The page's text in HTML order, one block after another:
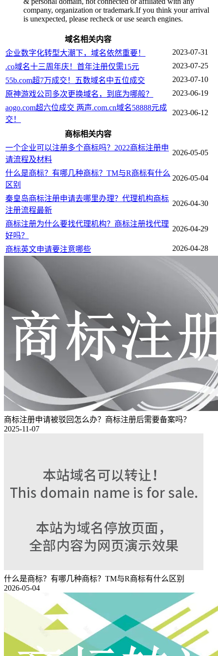
company, organization or trademark.If you think your arrival
is unexpected, please recheck or use search engines.
域名相关内容
企业数字化转型大潮下，域名依然重要！
2023-07-31
.co域名十三周年庆！首年注册仅需15元
2023-07-25
55b.com超7万成交！五数域名中五位成交
2023-07-10
原神游戏公司多次更换域名，到底为哪般？
2023-06-19
aogo.com超六位成交 两声.com.cn域名58888元成
交！
2023-06-12
商标相关内容
一个企业可以注册多个商标吗？2022商标注册申
请流程及材料
2026-05-05
什么是商标？有哪几种商标？TM与R商标有什么
区别
2026-05-04
秦皇岛商标注册申请去哪里办理？代理机构商标
注册流程最新
2026-04-30
商标注册为什么要找代理机构？商标注册找代理
好吗？
2026-04-29
商标英文申请要注意哪些 2026-04-28
商标注册申请被驳回怎么办？商标注册后需要备案吗？
2025-11-07
什么是商标？有哪几种商标？TM与R商标有什么区别
2026-05-04